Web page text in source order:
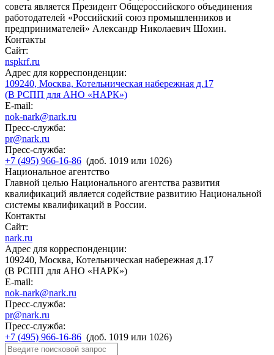
совета является Президент Общероссийского объединения
работодателей «Российский союз промышленников и
предпринимателей» Александр Николаевич Шохин.
Контакты
Сайт:
nspkrf.ru
Адрес для корреспонденции:
109240, Москва, Котельническая набережная д.17
(В РСПП для АНО «НАРК»)
E-mail:
nok-nark@nark.ru
Пресс-служба:
pr@nark.ru
Пресс-служба:
+7 (495) 966-16-86 (доб. 1019 или 1026)
Национальное агентство
Главной целью Национального агентства развития
квалификаций является содействие развитию Национальной
системы квалификаций в России.
Контакты
Сайт:
nark.ru
Адрес для корреспонденции:
109240, Москва, Котельническая набережная д.17
(В РСПП для АНО «НАРК»)
E-mail:
nok-nark@nark.ru
Пресс-служба:
pr@nark.ru
Пресс-служба:
+7 (495) 966-16-86 (доб. 1019 или 1026)